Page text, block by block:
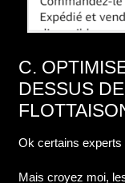
C.
DESSUS
Ok certains experts
Mais croyez moi,